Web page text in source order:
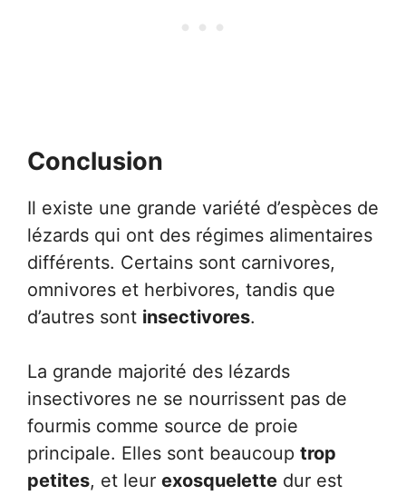
Conclusion
Il existe une grande variété d’espèces de
lézards qui ont des régimes alimentaires
différents. Certains sont carnivores,
omnivores et herbivores, tandis que
d’autres sont insectivores.
La grande majorité des lézards
insectivores ne se nourrissent pas de
fourmis comme source de proie
principale. Elles sont beaucoup trop
petites, et leur exosquelette dur est